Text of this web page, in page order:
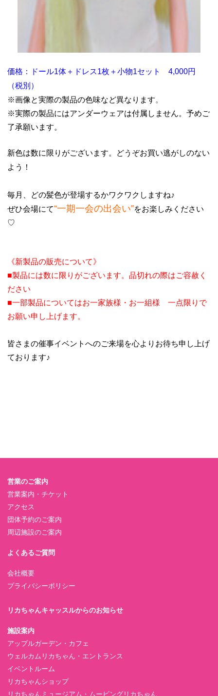
価格：ドール1体＋ドレス1枚＋小物1セット 4,000円
（税別）
※画像と実際の製品の色味など異なります。
※実際の製品にはアンダーウェアは付属しません。予めご
了承願います。
新色は数に限りがございます。どうぞお買い逃がしのない
よう！
毎月、どの髪色が登場するかワクワクしますね♪
ぜひ会場にて“一期一会の出会い”をお楽しみください
♡
《新製品の販売について》
■製品には数に限りがございます。品切れの際はご容赦く
ださい
■一部製品についてはお一家族様・お一組様 一点限りで
お願い申し上げます。
皆さまの催事イベントへのご来場を心よりお待ち申し上げ
ております♪
営業のご案内
営業案内・チケット
アクセス
団体予約のご案内
周辺施設のご案内
よくあるご質問
会社概要
プライバシーポリシー
リカちゃんキャッスルからのお知らせ
施設案内
アップルガーデン・カフェ
ウェルカムリカちゃん・エントランス
イベントルーム
リカちゃんショップ
リカちゃんミュージアム・ムービングリカちゃん